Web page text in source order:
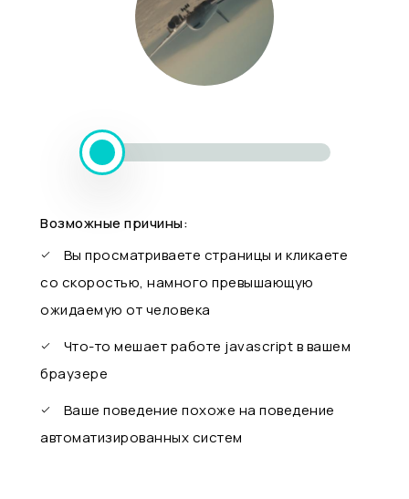
Возможные причины:
Вы просматриваете страницы и кликаете
со скоростью, намного превышающую
ожидаемую от человека
Что-то мешает работе javascript в вашем
браузере
Ваше поведение похоже на поведение
автоматизированных систем